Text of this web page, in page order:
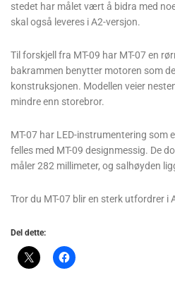
stedet har målet vært å bidra med
skal også leveres i A2-versjon.
Til forskjell fra MT-09 har MT-07 en
bakrammen benytter motoren som
konstruksjonen. Modellen veier
mindre enn storebror.
MT-07 har LED-instrumentering som
felles med MT-09 designmessig. De
måler 282 millimeter, og salhøyden
Tror du MT-07 blir en sterk utfordrer i
Del dette: